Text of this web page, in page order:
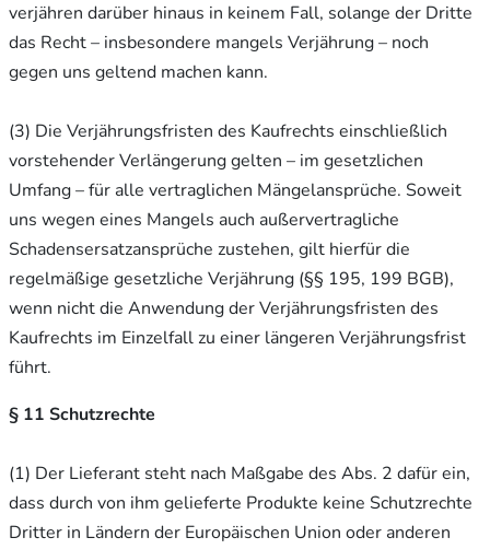
verjähren darüber hinaus in keinem Fall, solange der Dritte
das Recht – insbesondere mangels Verjährung – noch
gegen uns geltend machen kann.
(3) Die Verjährungsfristen des Kaufrechts einschließlich
vorstehender Verlängerung gelten – im gesetzlichen
Umfang – für alle vertraglichen Mängelansprüche. Soweit
uns wegen eines Mangels auch außervertragliche
Schadensersatzansprüche zustehen, gilt hierfür die
regelmäßige gesetzliche Verjährung (§§ 195, 199 BGB),
wenn nicht die Anwendung der Verjährungsfristen des
Kaufrechts im Einzelfall zu einer längeren Verjährungsfrist
führt.
§ 11 Schutzrechte
(1) Der Lieferant steht nach Maßgabe des Abs. 2 dafür ein,
dass durch von ihm gelieferte Produkte keine Schutzrechte
Dritter in Ländern der Europäischen Union oder anderen